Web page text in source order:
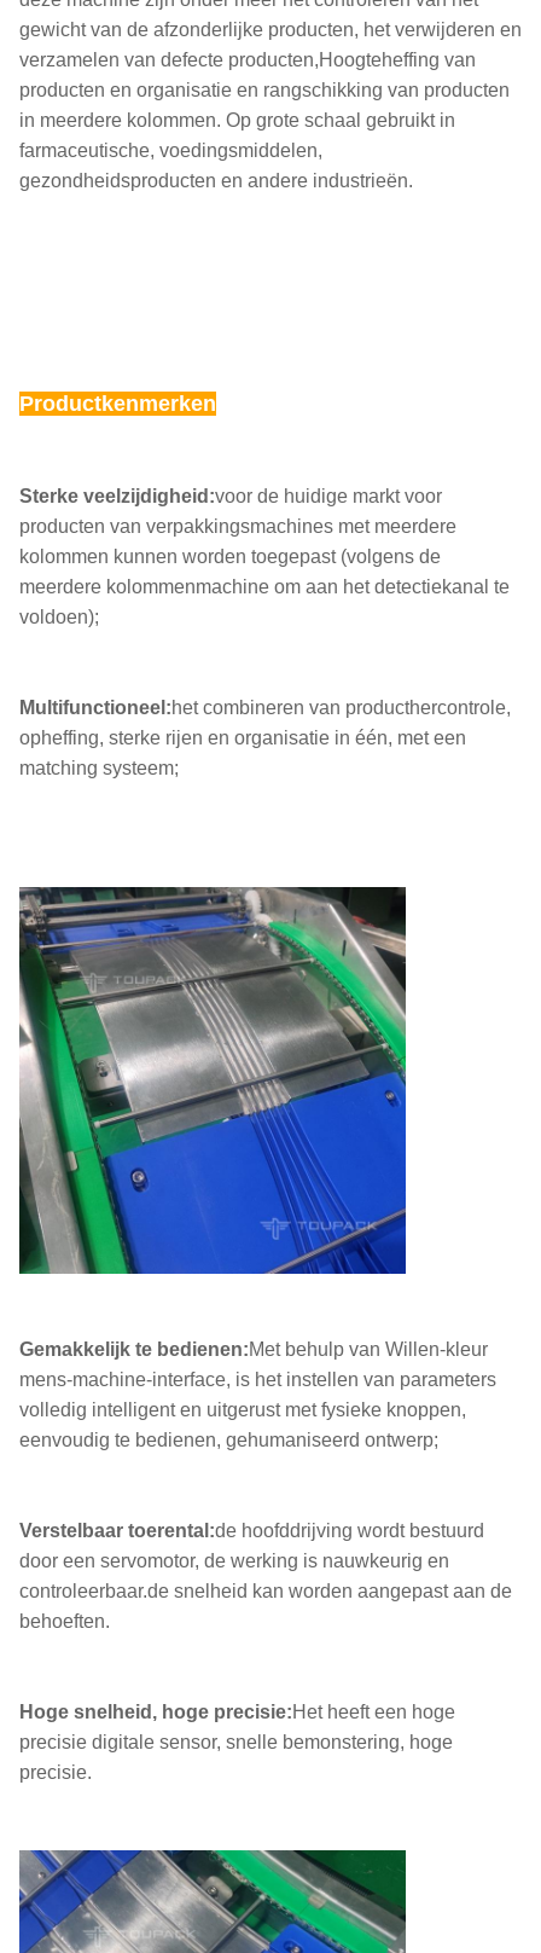
gewicht van de afzonderlijke producten, het verwijderen en
verzamelen van defecte producten,Hoogteheffing van
producten en organisatie en rangschikking van producten
in meerdere kolommen. Op grote schaal gebruikt in
farmaceutische, voedingsmiddelen,
gezondheidsproducten en andere industrieën.
Productkenmerken
Sterke veelzijdigheid:voor de huidige markt voor
producten van verpakkingsmachines met meerdere
kolommen kunnen worden toegepast (volgens de
meerdere kolommenmachine om aan het detectiekanal te
voldoen);
Multifunctioneel:het combineren van producthercontrole,
opheffing, sterke rijen en organisatie in één, met een
matching systeem;
Gemakkelijk te bedienen:Met behulp van Willen-kleur
mens-machine-interface, is het instellen van parameters
volledig intelligent en uitgerust met fysieke knoppen,
eenvoudig te bedienen, gehumaniseerd ontwerp;
Verstelbaar toerental:de hoofddrijving wordt bestuurd
door een servomotor, de werking is nauwkeurig en
controleerbaar.de snelheid kan worden aangepast aan de
behoeften.
Hoge snelheid, hoge precisie:Het heeft een hoge
precisie digitale sensor, snelle bemonstering, hoge
precisie.